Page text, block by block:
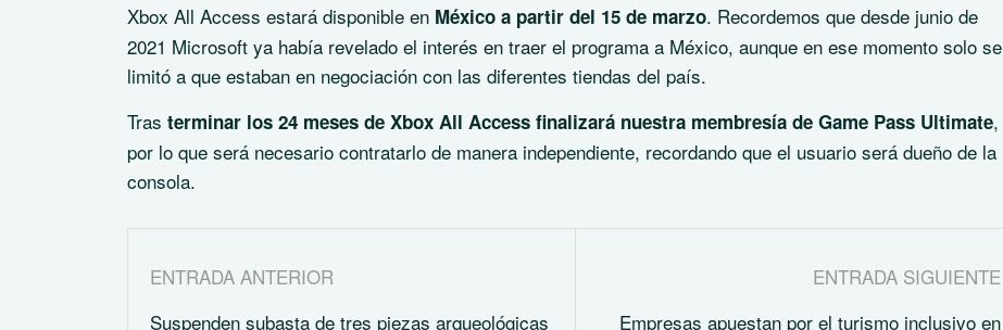
Xbox All Access estará disponible en México a partir del 15 de marzo. Recordemos que desde junio de
2021 Microsoft ya había revelado el interés en traer el programa a México, aunque en ese momento solo se
limitó a que estaban en negociación con las diferentes tiendas del país.
Tras terminar los 24 meses de Xbox All Access finalizará nuestra membresía de Game Pass Ultimate,
por lo que será necesario contratarlo de manera independiente, recordando que el usuario será dueño de la
consola.
ENTRADA ANTERIOR
Suspenden subasta de tres piezas arqueológicas
ENTRADA SIGUIENTE
Empresas apuestan por el turismo inclusivo en